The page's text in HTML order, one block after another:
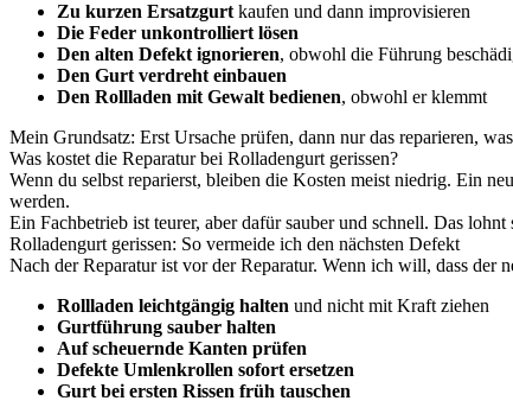
Zu kurzen Ersatzgurt kaufen und dann improvisieren
Die Feder unkontrolliert lösen
Den alten Defekt ignorieren, obwohl die Führung
Den Gurt verdreht einbauen
Den Rollladen mit Gewalt bedienen, obwohl er klemmt
Mein Grundsatz: Erst Ursache prüfen, dann nur das reparieren,
Was kostet die Reparatur bei Rolladengurt gerissen?
Wenn du selbst reparierst, bleiben die Kosten meist niedrig. Ein
werden.
Ein Fachbetrieb ist teurer, aber dafür sauber und schnell. Das
Rolladengurt gerissen: So vermeide ich den nächsten Defekt
Nach der Reparatur ist vor der Reparatur. Wenn ich will, dass der
Rollladen leichtgängig halten und nicht mit Kraft ziehen
Gurtführung sauber halten
Auf scheuernde Kanten prüfen
Defekte Umlenkrollen sofort ersetzen
Gurt bei ersten Rissen früh tauschen